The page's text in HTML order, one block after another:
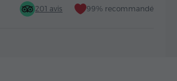
201 avis 99% recommandé